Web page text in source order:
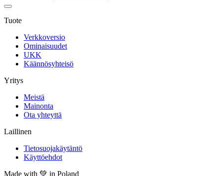
Tuote
Verkkoversio
Ominaisuudet
UKK
Käännösyhteisö
Yritys
Meistä
Mainonta
Ota yhteyttä
Laillinen
Tietosuojakäytäntö
Käyttöehdot
Made with 💚 in Poland